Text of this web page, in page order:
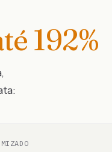
192%